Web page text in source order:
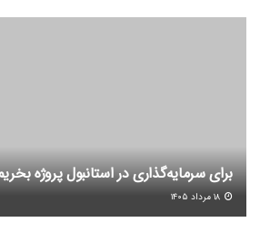
برای سرمایه‌گذاری در استانبول پروژه